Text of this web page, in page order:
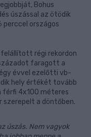
Bohus
úszással az ötödik
perccel országos
felállított régi rekordon
faragott a
évvel ezelőtti vb-
hely értékét tovább
férfi 4x100 méteres
szerepelt a döntőben.
úszás. Nem vagyok